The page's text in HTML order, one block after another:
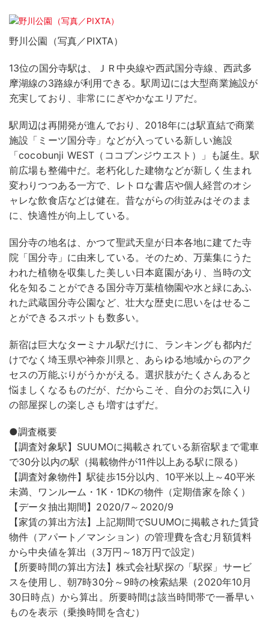
野川公園（写真／PIXTA）
13位の国分寺駅は、ＪＲ中央線や西武国分寺線、西武多
摩湖線の3路線が利用できる。駅周辺には大型商業施設が
充実しており、非常ににぎやかなエリアだ。
駅周辺は再開発が進んでおり、2018年には駅直結で商業
施設「ミーツ国分寺」などが入っている新しい施設
「cocobunji WEST（ココブンジウエスト）」も誕生。駅
前広場も整備中だ。老朽化した建物などが新しく生まれ
変わりつつある一方で、レトロな書店や個人経営のオシ
ャレな飲食店などは健在。昔ながらの街並みはそのまま
に、快適性が向上している。
国分寺の地名は、かつて聖武天皇が日本各地に建てた寺
院「国分寺」に由来している。そのため、万葉集にうた
われた植物を収集した美しい日本庭園があり、当時の文
化を知ることができる国分寺万葉植物園や水と緑にあふ
れた武蔵国分寺公園など、壮大な歴史に思いをはせるこ
とができるスポットも数多い。
新宿は巨大なターミナル駅だけに、ランキングも都内だ
けでなく埼玉県や神奈川県と、あらゆる地域からのアク
セスの万能ぶりがうかがえる。選択肢がたくさんあると
悩ましくなるものだが、だからこそ、自分のお気に入り
の部屋探しの楽しさも増すはずだ。
●調査概要
【調査対象駅】SUUMOに掲載されている新宿駅まで電車
で30分以内の駅（掲載物件が11件以上ある駅に限る）
【調査対象物件】駅徒歩15分以内、10平米以上～40平米
未満、ワンルーム・1K・1DKの物件（定期借家を除く）
【データ抽出期間】2020/7～2020/9
【家賃の算出方法】上記期間でSUUMOに掲載された賃貸
物件（アパート／マンション）の管理費を含む月額賃料
から中央値を算出（3万円～18万円で設定）
【所要時間の算出方法】株式会社駅探の「駅探」サービ
スを使用し、朝7時30分～9時の検索結果（2020年10月
30日時点）から算出。所要時間は該当時間帯で一番早い
ものを表示（乗換時間を含む）